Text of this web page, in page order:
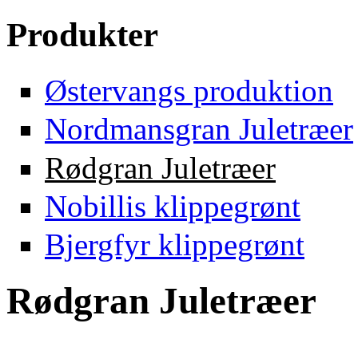
Produkter
Østervangs produktion
Nordmansgran Juletræer
Rødgran Juletræer
Nobillis klippegrønt
Bjergfyr klippegrønt
Rødgran Juletræer